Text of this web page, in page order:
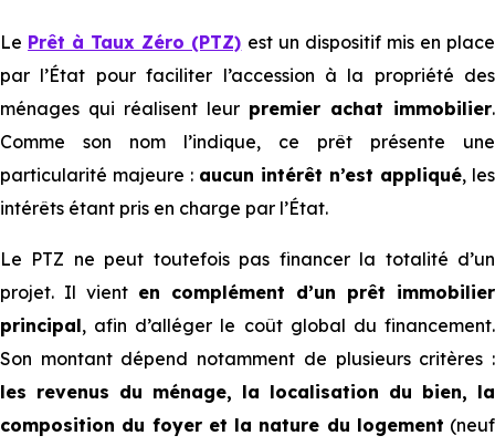
Le Prêt à Taux Zéro (PTZ) est un dispositif mis en place
par l’État pour faciliter l’accession à la propriété des
ménages qui réalisent leur premier achat immobilier.
Comme son nom l’indique, ce prêt présente une
particularité majeure : aucun intérêt n’est appliqué, les
intérêts étant pris en charge par l’État.
Le PTZ ne peut toutefois pas financer la totalité d’un
projet. Il vient en complément d’un prêt immobilier
principal, afin d’alléger le coût global du financement.
Son montant dépend notamment de plusieurs critères :
les revenus du ménage, la localisation du bien, la
composition du foyer et la nature du logement (neuf